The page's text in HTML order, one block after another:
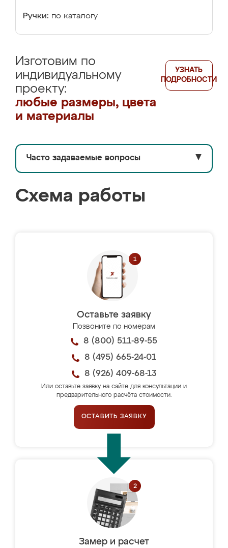
Ручки: по каталогу
Изготовим по
индивидуальному
проекту:
любые размеры, цвета
и материалы
УЗНАТЬ
ПОДРОБНОСТИ
Часто задаваемые вопросы ▼
Схема работы
Оставьте заявку
Позвоните по номерам
8 (800) 511-89-55
8 (495) 665-24-01
8 (926) 409-68-13
Или оставьте заявку на сайте для консультации и
предварительного расчёта стоимости.
ОСТАВИТЬ ЗАЯВКУ
Замер и расчет